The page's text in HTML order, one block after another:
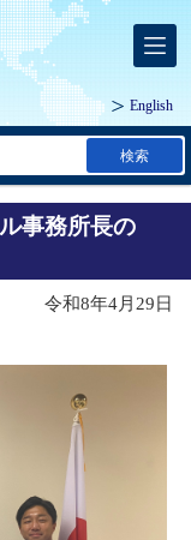
English
検索
事務所長の
令和8年4月29日